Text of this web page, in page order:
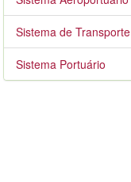
Sistema de Transporte
Sistema Portuário